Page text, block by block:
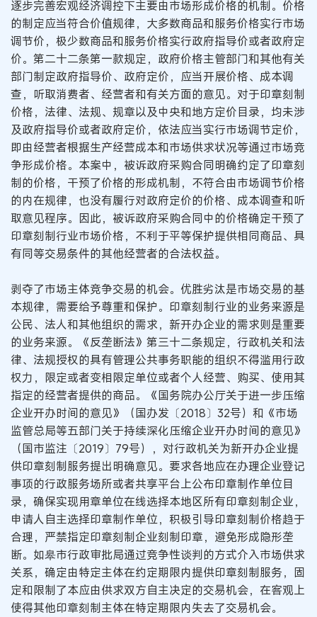
逐步完善宏观经济调控下主要由市场形成价格的机制。价格
的制定应当符合价值规律，大多数商品和服务价格实行市场
调节价，极少数商品和服务价格实行政府指导价或者政府定
价。第二十二条第一款规定，政府价格主管部门和其他有关
部门制定政府指导价、政府定价，应当开展价格、成本调
查，听取消费者、经营者和有关方面的意见。对于印章刻制
价格，法律、法规、规章以及中央和地方定价目录，均未涉
及政府指导价或者政府定价，依法应当实行市场调节定价，
即由经营者根据生产经营成本和市场供求状况等通过市场竞
争形成价格。本案中，被诉政府采购合同明确约定了印章刻
制的价格，干预了价格的形成机制，不符合由市场调节价格
的内在规律，也没有履行对政府定价的价格、成本调查和听
取意见程序。因此，被诉政府采购合同中的价格确定干预了
印章刻制行业市场价格，不利于平等保护提供相同商品、具
有同等交易条件的其他经营者的合法权益。
剥夺了市场主体竞争交易的机会。优胜劣汰是市场交易的基
本规律，需要给予尊重和保护。印章刻制行业的业务来源是
公民、法人和其他组织的需求，新开办企业的需求则是重要
的业务来源。《反垄断法》第三十二条规定，行政机关和法
律、法规授权的具有管理公共事务职能的组织不得滥用行政
权力，限定或者变相限定单位或者个人经营、购买、使用其
指定的经营者提供的商品。《国务院办公厅关于进一步压缩
企业开办时间的意见》（国办发〔2018〕32号）和《市场
监管总局等五部门关于持续深化压缩企业开办时间的意见》
（国市监注〔2019〕79号），对行政机关为新开办企业提
供印章刻制服务提出明确意见。要求各地应在办理企业登记
事项的行政服务场所或者共享平台上公布印章制作单位目
录，确保实现用章单位在线选择本地区所有印章刻制企业，
申请人自主选择印章制作单位，积极引导印章刻制价格趋于
合理，严禁指定印章刻制企业刻制印章，避免形成隐形垄
断。如皋市行政审批局通过竞争性谈判的方式介入市场供求
关系，确定由特定主体在约定期限内提供印章刻制服务，固
定和限制了本应由供求双方自主决定的交易机会，在客观上
使得其他印章刻制主体在特定期限内失去了交易机会。